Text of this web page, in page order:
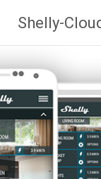
naar
de
Shelly-